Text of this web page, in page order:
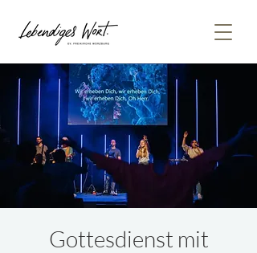
Gottesdienst mit